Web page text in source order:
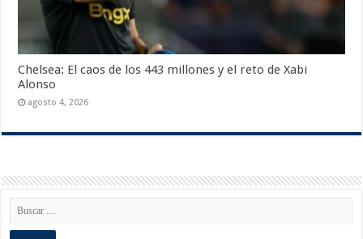
Chelsea: El caos de los 443 millones y el reto de Xabi
Alonso
agosto 4, 2026